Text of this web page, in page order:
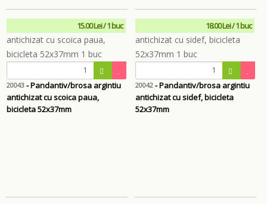
15.00 Lei / 1 buc
20043 - Pandantiv/brosa argintiu
antichizat cu scoica paua,
bicicleta 52x37mm
18.00 Lei / 1 buc
20042- Pandantiv/brosa argintiu
antichizat cu sidef, bicicleta
52x37mm